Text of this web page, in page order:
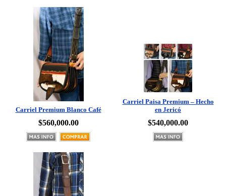
Carriel Premium Blanco Café
$560,000.00
Carriel Paisa Premium – Hecho
$540,000.00